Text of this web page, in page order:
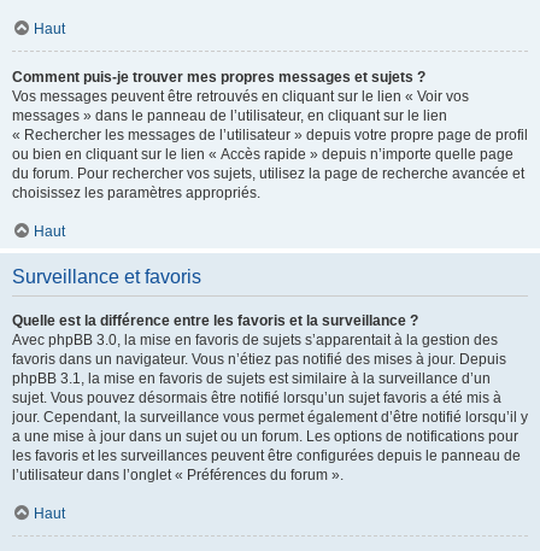
Haut
Comment puis-je trouver mes propres messages et sujets ?
Vos messages peuvent être retrouvés en cliquant sur le lien « Voir vos
messages » dans le panneau de l’utilisateur, en cliquant sur le lien
« Rechercher les messages de l’utilisateur » depuis votre propre page de profil
ou bien en cliquant sur le lien « Accès rapide » depuis n’importe quelle page
du forum. Pour rechercher vos sujets, utilisez la page de recherche avancée et
choisissez les paramètres appropriés.
Haut
Surveillance et favoris
Quelle est la différence entre les favoris et la surveillance ?
Avec phpBB 3.0, la mise en favoris de sujets s’apparentait à la gestion des
favoris dans un navigateur. Vous n’étiez pas notifié des mises à jour. Depuis
phpBB 3.1, la mise en favoris de sujets est similaire à la surveillance d’un
sujet. Vous pouvez désormais être notifié lorsqu’un sujet favoris a été mis à
jour. Cependant, la surveillance vous permet également d’être notifié lorsqu’il y
a une mise à jour dans un sujet ou un forum. Les options de notifications pour
les favoris et les surveillances peuvent être configurées depuis le panneau de
l’utilisateur dans l’onglet « Préférences du forum ».
Haut